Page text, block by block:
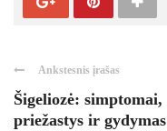
Ankstesnis įrašas
Šigeliozė: simptomai,
priežastys ir gydymas